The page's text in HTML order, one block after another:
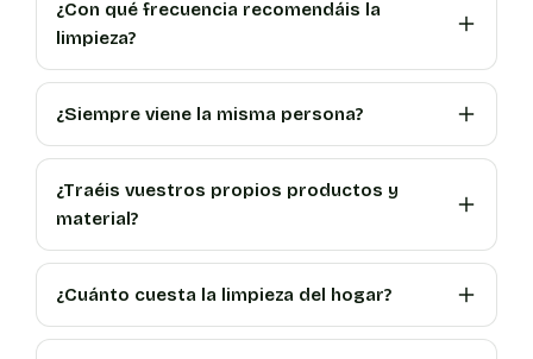
¿Con qué frecuencia recomendáis la
limpieza?
¿Siempre viene la misma persona?
¿Traéis vuestros propios productos y
material?
¿Cuánto cuesta la limpieza del hogar?